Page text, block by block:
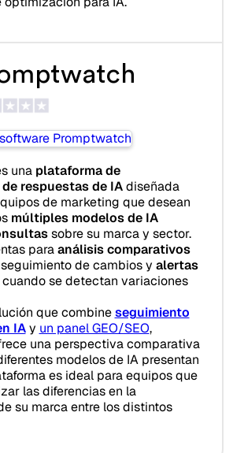
una plataforma de
respuestas de IAdiseñada
de marketing que desean
múltiples modelos de IA
sobre su marca y sector.
paraanálisis comparativos
de cambios y alertas
se detectan variaciones
que combineseguimiento
IAy un panel GEO/SEO,
una perspectiva comparativa
modelos de IA presentan
es ideal para equipos que
las diferencias en la
su marca entre los distintos